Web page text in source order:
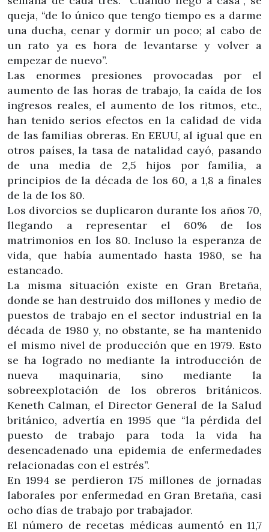
queja, “de lo único que tengo tiempo es a darme
una ducha, cenar y dormir un poco; al cabo de
un rato ya es hora de levantarse y volver a
empezar de nuevo”.
Las enormes presiones provocadas por el
aumento de las horas de trabajo, la caída de los
ingresos reales, el aumento de los ritmos, etc.,
han tenido serios efectos en la calidad de vida
de las familias obreras. En EEUU, al igual que en
otros países, la tasa de natalidad cayó, pasando
de una media de 2,5 hijos por familia, a
principios de la década de los 60, a 1,8 a finales
de la de los 80.
Los divorcios se duplicaron durante los años 70,
llegando a representar el 60% de los
matrimonios en los 80. Incluso la esperanza de
vida, que había aumentado hasta 1980, se ha
estancado.
La misma situación existe en Gran Bretaña,
donde se han destruido dos millones y medio de
puestos de trabajo en el sector industrial en la
década de 1980 y, no obstante, se ha mantenido
el mismo nivel de producción que en 1979. Esto
se ha logrado no mediante la introducción de
nueva maquinaria, sino mediante la
sobreexplotación de los obreros británicos.
Keneth Calman, el Director General de la Salud
británico, advertía en 1995 que “la pérdida del
puesto de trabajo para toda la vida ha
desencadenado una epidemia de enfermedades
relacionadas con el estrés”.
En 1994 se perdieron 175 millones de jornadas
laborales por enfermedad en Gran Bretaña, casi
ocho días de trabajo por trabajador.
El número de recetas médicas aumentó en 11,7